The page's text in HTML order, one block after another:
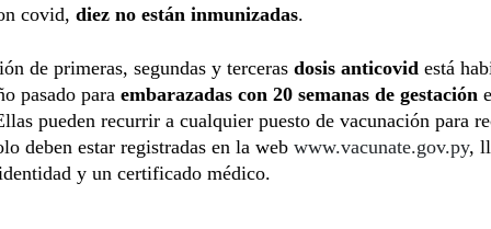
covid, diez no están inmunizadas.
de primeras, segundas y terceras dosis anticovid está
pasado para embarazadas con 20 semanas de gestación
pueden recurrir a cualquier puesto de vacunación para
deben estar registradas en la web www.vacunate.gov.py,
y un certificado médico.